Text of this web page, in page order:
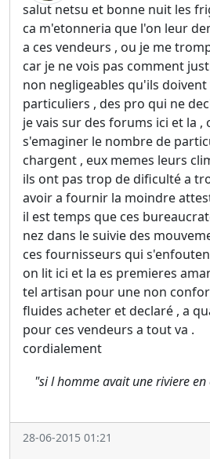
salut netsu et bonne nuit les
ca m'etonneria que l'on leur
a ces vendeurs , ou je me
car je ne vois pas comment
non negligeables qu'ils doivent
particuliers , des pro qui ne
je vais sur des forums ici et la ,
s'emaginer le nombre de
chargent , eux memes leurs
ils ont pas trop de dificulté a
avoir a fournir la moindre
il est temps que ces
nez dans le suivie des
ces fournisseurs qui
on lit ici et la es premieres
tel artisan pour une non
fluides acheter et declaré , a
pour ces vendeurs a tout va .
cordialement
"si l homme avait une riviere
28-06-2015 01:21